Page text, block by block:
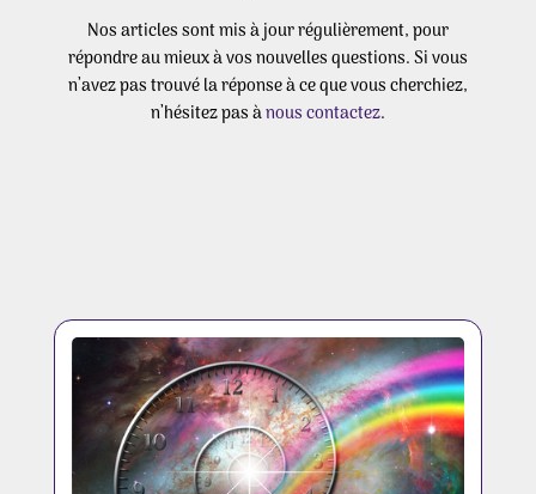
Nos articles sont mis à jour régulièrement, pour
répondre au mieux à vos nouvelles questions. Si vous
n’avez pas trouvé la réponse à ce que vous cherchiez,
n’hésitez pas ànous contactez.